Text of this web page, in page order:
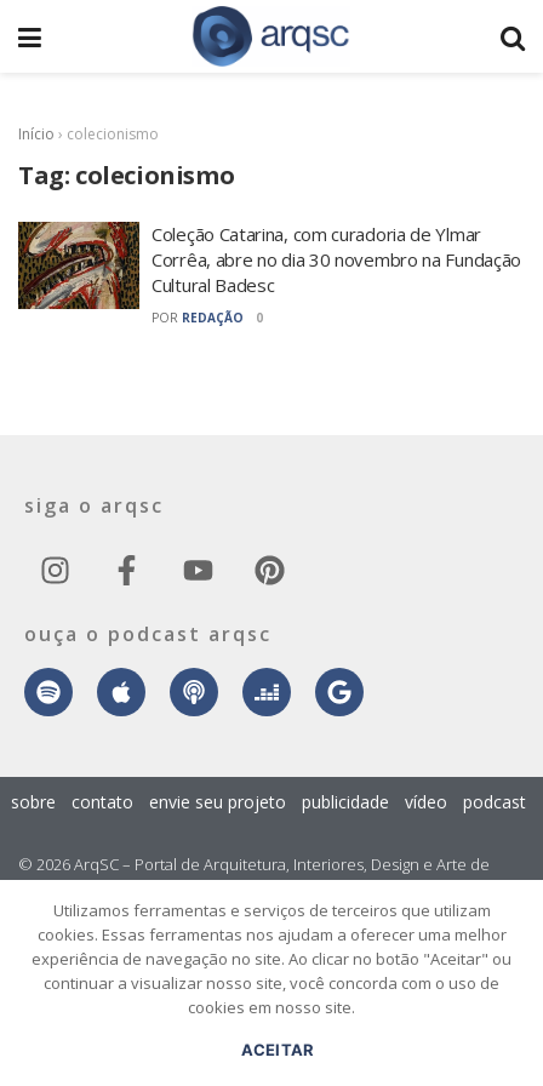
Início › colecionismo
Tag: colecionismo
Coleção Catarina, com curadoria de Ylmar
Corrêa, abre no dia 30 novembro na Fundação
Cultural Badesc
POR REDAÇÃO 0
siga o arqsc
ouça o podcast arqsc
© 2026 ArqSC – Portal de Arquitetura, Interiores, Design e Arte de
sobre contato envie seu projeto publicidade vídeo podcast
Utilizamos ferramentas e serviços de terceiros que utilizam
cookies. Essas ferramentas nos ajudam a oferecer uma melhor
experiência de navegação no site. Ao clicar no botão "Aceitar" ou
continuar a visualizar nosso site, você concorda com o uso de
cookies em nosso site.
ACEITAR